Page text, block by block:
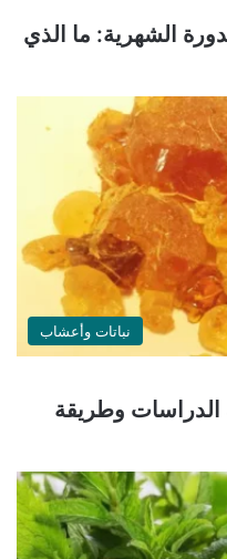
الشهرية: ما الذي
نباتات وأعشاب
الدراسات وطريقة